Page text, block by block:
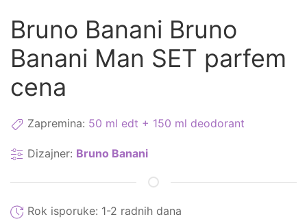
Bruno Banani Bruno
Banani Man SET parfem
cena
Zapremina: 50 ml edt + 150 ml deodorant
Dizajner: Bruno Banani
Rok isporuke: 1-2 radnih dana